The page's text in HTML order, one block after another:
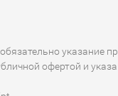
указание
офертой и